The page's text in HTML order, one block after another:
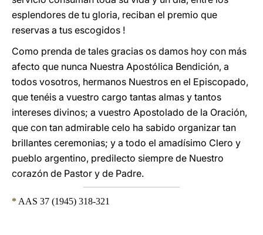
esplendores de tu gloria, reciban el premio que
reservas a tus escogidos !
Como prenda de tales gracias os damos hoy con más
afecto que nunca Nuestra Apostólica Bendición, a
todos vosotros, hermanos Nuestros en el Episcopado,
que tenéis a vuestro cargo tantas almas y tantos
intereses divinos; a vuestro Apostolado de la Oración,
que con tan admirable celo ha sabido organizar tan
brillantes ceremonias; y a todo el amadísimo Clero y
pueblo argentino, predilecto siempre de Nuestro
corazón de Pastor y de Padre.
* AAS 37 (1945) 318-321